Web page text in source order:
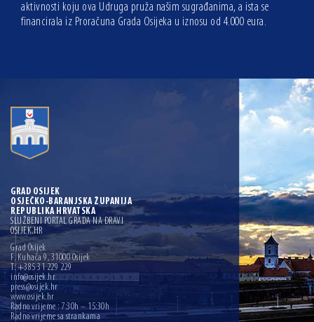
aktivnosti koju ova Udruga pruža našim sugrađanima, a ista se
financirala iz Proračuna Grada Osijeka u iznosu od 4.000 eura.
GRAD OSIJEK
OSJEČKO-BARANJSKA ŽUPANIJA
REPUBLIKA HRVATSKA
SLUŽBENI PORTAL GRADA NA DRAVI
OSIJEK.HR
Grad Osijek
F. Kuhača 9, 31000 Osijek
T: +385 31 229 229
info@osijek.hr
press@osijek.hr
www.osijek.hr
Radno vrijeme : 7:30h – 15:30h
Radno vrijeme sa strankama